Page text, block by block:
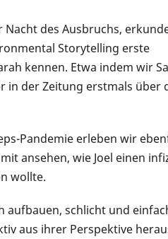
des Ausbruchs,
Storytelling erste
kennen. Etwa indem wir
in der Zeitung erstmals über
Pandemie erleben wir
ansehen, wie Joel einen
wollte.
aufbauen, schlicht und
aus ihrer Perspektive